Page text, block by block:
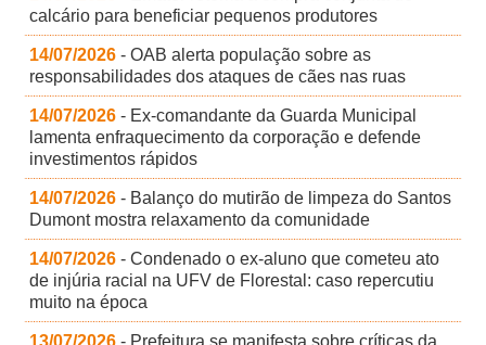
calcário para beneficiar pequenos produtores
14/07/2026 - OAB alerta população sobre as
responsabilidades dos ataques de cães nas ruas
14/07/2026 - Ex-comandante da Guarda Municipal
lamenta enfraquecimento da corporação e defende
investimentos rápidos
14/07/2026 - Balanço do mutirão de limpeza do Santos
Dumont mostra relaxamento da comunidade
14/07/2026 - Condenado o ex-aluno que cometeu ato
de injúria racial na UFV de Florestal: caso repercutiu
muito na época
13/07/2026 - Prefeitura se manifesta sobre críticas da